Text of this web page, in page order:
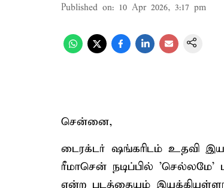
Published on: 10 Apr 2026, 3:17 pm
சென்னை,
டைரக்டர் ஷங்கரிடம் உதவி
ரீமாசென் நடிப்பில்
என்ற படத்தையும்